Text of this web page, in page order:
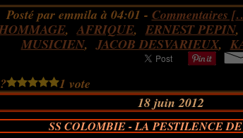
Posté par emmila à 04:01 - Commentaires [
,AFRIQUE, ERNEST PEPIN,
MUSICIEN,JACOB DESVARIEUX,
1 vote
18 juin 2012
SS COLOMBIE - LA PESTILENCE